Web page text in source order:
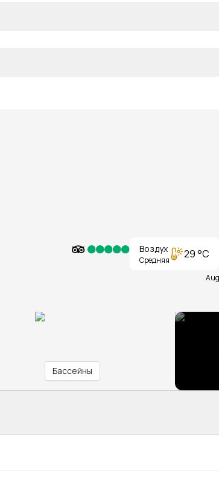
Воздух
Средняя 29 °C
Бассейны